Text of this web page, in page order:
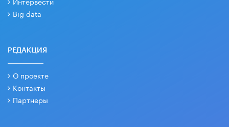
Big data
РЕДАКЦИЯ
О проекте
Контакты
Партнеры